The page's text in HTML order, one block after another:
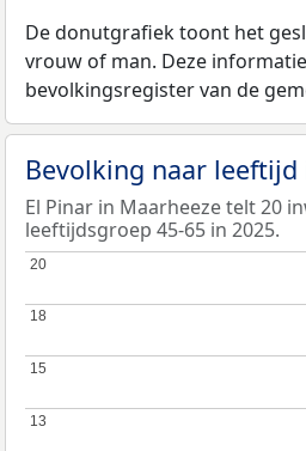
De donutgrafiek toont het
vrouw of man. Deze
bevolkingsregister van de
Bevolking naar leeftijd
El Pinar in Maarheeze telt 20
leeftijdsgroep 45-65 in 2025.
13
13
15
15
18
18
20
20